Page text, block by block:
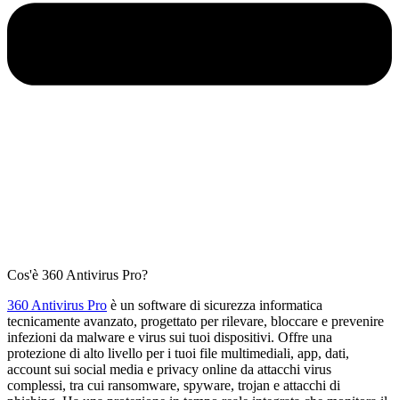
Cos'è 360 Antivirus Pro?
360 Antivirus Pro è un software di sicurezza informatica
tecnicamente avanzato, progettato per rilevare, bloccare e prevenire
infezioni da malware e virus sui tuoi dispositivi. Offre una
protezione di alto livello per i tuoi file multimediali, app, dati,
account sui social media e privacy online da attacchi virus
complessi, tra cui ransomware, spyware, trojan e attacchi di